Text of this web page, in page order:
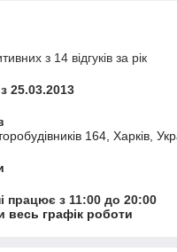
з 14 відгуків за рік
25.03.2013
164, Харків,
працює з 11:00 до 20:00
весь графік роботи